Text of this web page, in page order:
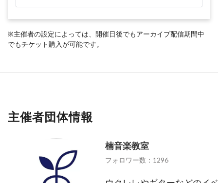
※主催者の設定によっては、開催日後でもアーカイブ配信期間中
でもチケット購入が可能です。
主催者団体情報
楠音楽教室
フォロワー数：1296